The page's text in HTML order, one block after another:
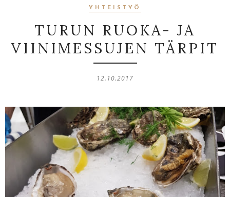
YHTEISTYÖ
TURUN RUOKA- JA
VIINIMESSUJEN TÄRPIT
12.10.2017